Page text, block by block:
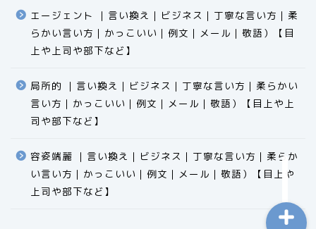
エージェント ｜言い換え｜ビジネス｜丁寧な言い方｜柔
らかい言い方｜かっこいい｜例文｜メール｜敬語）【目
上や上司や部下など】​​​​​​​​​​​​​​​​
局所的 ｜言い換え｜ビジネス｜丁寧な言い方｜柔らかい
言い方｜かっこいい｜例文｜メール｜敬語）【目上や上
司や部下など】​​​​​​​​​​​​​​​​
容姿端麗 ｜言い換え｜ビジネス｜丁寧な言い方｜柔らか
い言い方｜かっこいい｜例文｜メール｜敬語）【目上や
上司や部下など】​​​​​​​​​​​​​​​​
食品
科学
ビジネス用語